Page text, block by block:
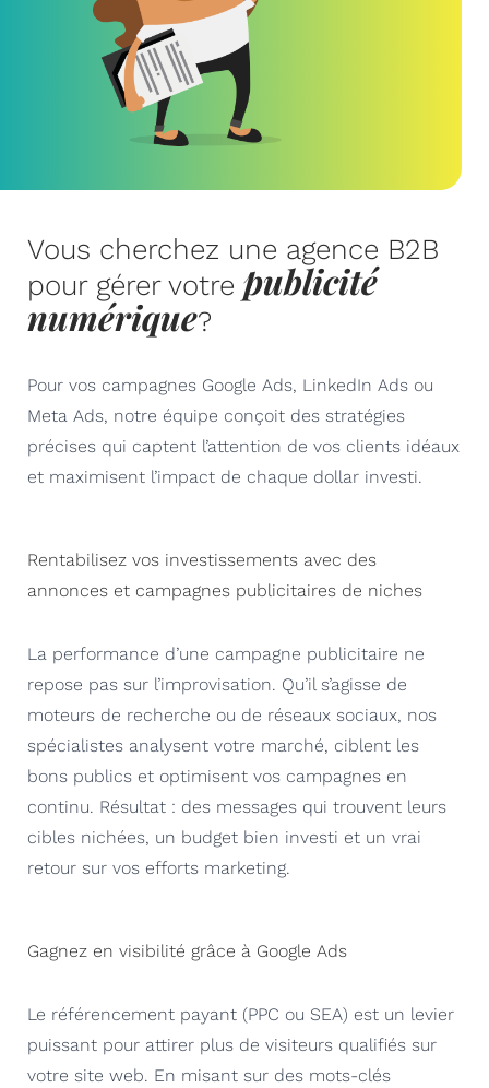
Vous cherchez une agence B2B
pour gérer votre publicité
numérique?
Pour vos campagnes Google Ads, LinkedIn Ads ou
Meta Ads, notre équipe conçoit des stratégies
précises qui captent l’attention de vos clients idéaux
et maximisent l’impact de chaque dollar investi.
Rentabilisez vos investissements avec des
annonces et campagnes publicitaires de niches
La performance d’une campagne publicitaire ne
repose pas sur l’improvisation. Qu’il s’agisse de
moteurs de recherche ou de réseaux sociaux, nos
spécialistes analysent votre marché, ciblent les
bons publics et optimisent vos campagnes en
continu. Résultat : des messages qui trouvent leurs
cibles nichées, un budget bien investi et un vrai
retour sur vos efforts marketing.
Gagnez en visibilité grâce à Google Ads
Le référencement payant (PPC ou SEA) est un levier
puissant pour attirer plus de visiteurs qualifiés sur
votre site web. En misant sur des mots-clés